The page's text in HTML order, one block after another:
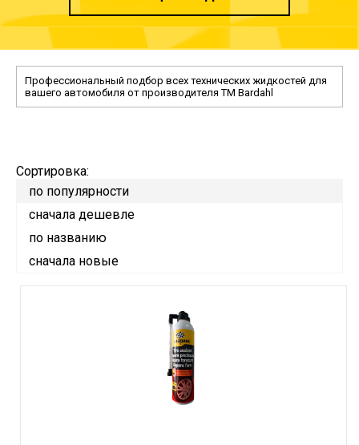
Профессиональный подбор всех технических жидкостей для
вашего автомобиля от производителя TM Bardahl
Сортировка:
по популярности
сначала дешевле
по названию
сначала новые